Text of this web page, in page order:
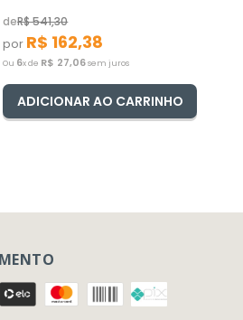
deR$541,30
por R$ 162,38
Ou 6x de R$ 27,06sem juros
ADICIONAR AO CARRINHO